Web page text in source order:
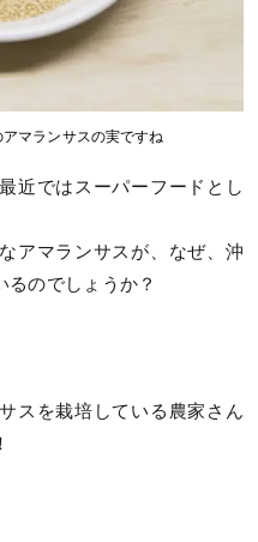
マランサスの実ですね
近ではスーパーフードとし
アマランサスが、なぜ、沖
るのでしょうか？
スを栽培している農家さん